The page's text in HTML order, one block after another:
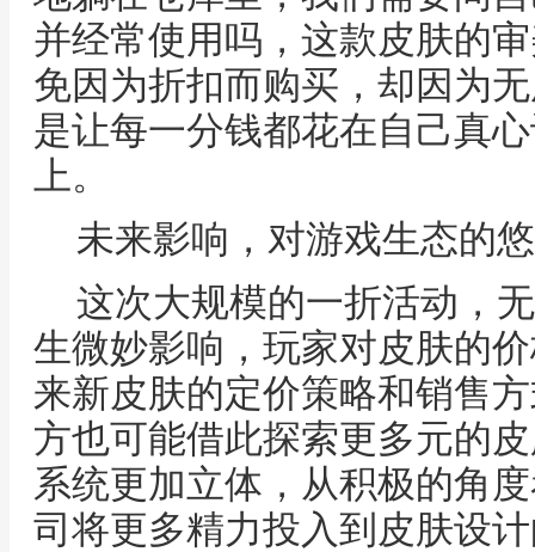
并经常使用吗，这款皮肤的
免因为折扣而购买，却因为
是让每一分钱都花在自己真
上。
未来影响，对游戏生态的
这次大规模的一折活动，
生微妙影响，玩家对皮肤的
来新皮肤的定价策略和销售
方也可能借此探索更多元的
系统更加立体，从积极的角
司将更多精力投入到皮肤设